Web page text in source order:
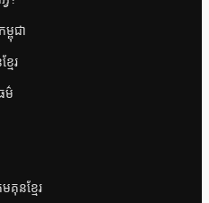
ពុជា
ែរ
ម៌
នខ្មែរ